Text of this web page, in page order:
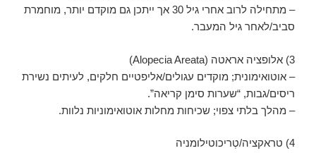
– מתחילה לרוב אחרי גיל 30 אך ייתכן גם מוקדם יותר, מוחמרת
סביב/לאחר גיל המעבר.
3) אלופציה אראטה (Alopecia Areata)
– אוטואימונית; מוקדים עגולים/אליפטיים חלקים, לעיתים נשירת
ריסים/גבות, “שערות סימן קריאה”.
– מהלך בלתי צפוי; שכיחות מחלות אוטואימוניות נלוות.
4) טראקציה/טְריכוטילומניה